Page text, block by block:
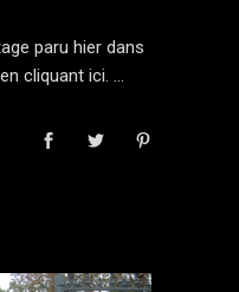
paru hier dans
cliquant ici.